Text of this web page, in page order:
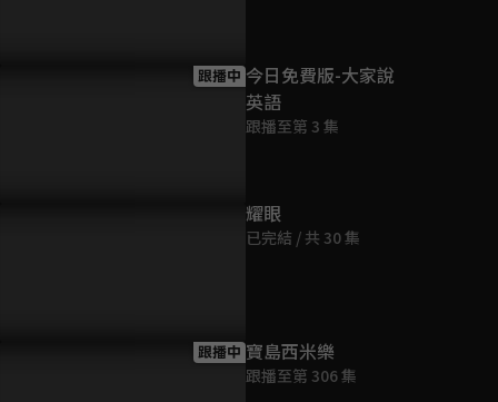
跟播中 今日免費版-大家說
英語
跟播至第 3 集
耀眼
已完結 / 共 30 集
跟播中 寶島西米樂
跟播至第 306 集